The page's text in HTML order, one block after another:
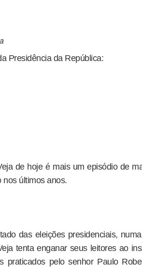
Presidência da República:
de hoje é mais um episódio de
nos últimos anos.
das eleições presidenciais,
tenta enganar seus leitores ao
pelo senhor Paulo